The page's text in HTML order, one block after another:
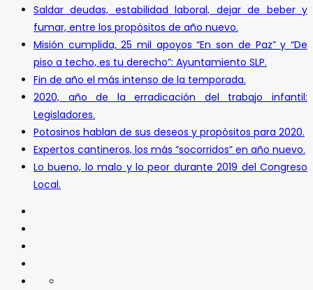
Saldar deudas, estabilidad laboral, dejar de beber y
fumar, entre los propósitos de año nuevo.
Misión cumplida, 25 mil apoyos “En son de Paz” y “De
piso a techo, es tu derecho”: Ayuntamiento SLP.
Fin de año el más intenso de la temporada.
2020, año de la erradicación del trabajo infantil:
Legisladores.
Potosinos hablan de sus deseos y propósitos para 2020.
Expertos cantineros, los más “socorridos” en año nuevo.
Lo bueno, lo malo y lo peor durante 2019 del Congreso
Local.